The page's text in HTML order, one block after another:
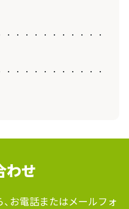
わせ
お電話またはメールフォ